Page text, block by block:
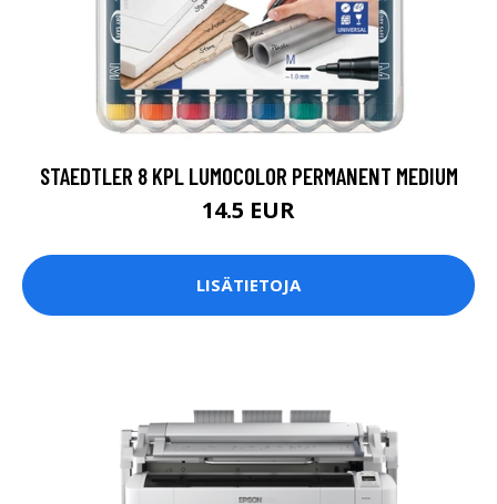
STAEDTLER 8 KPL LUMOCOLOR PERMANENT MEDIUM
14.5 EUR
LISÄTIETOJA